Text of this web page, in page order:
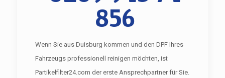
856
Wenn Sie aus Duisburg kommen und den DPF Ihres
Fahrzeugs professionell reinigen möchten, ist
Partikelfilter24.com der erste Ansprechpartner für Sie.